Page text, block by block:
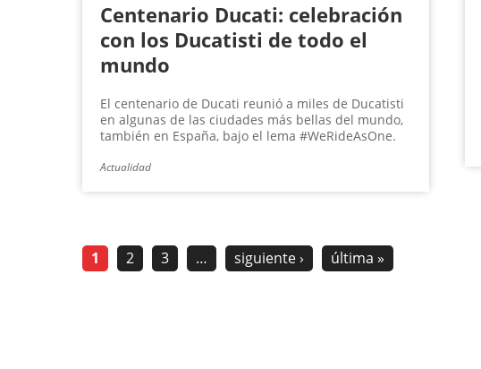
Centenario Ducati: celebración
con los Ducatisti de todo el
mundo
El centenario de Ducati reunió a miles de Ducatisti
en algunas de las ciudades más bellas del mundo,
también en España, bajo el lema #WeRideAsOne.
Actualidad
1 2 3 … siguiente › última »